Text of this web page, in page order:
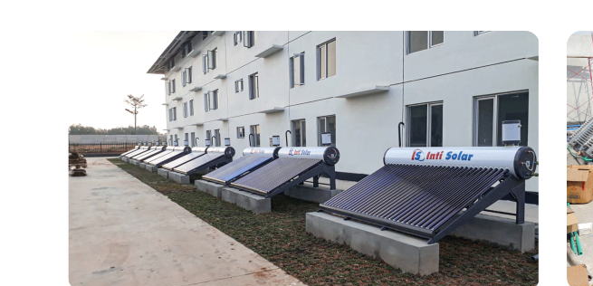
Residensial
Solusi tepat untuk menghadirkan kenyamanan air hangat di
rumah Anda yang hemat biaya dan efisiensi energi